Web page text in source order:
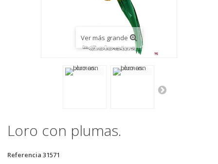
Ver más grande
Loro con plumas.
Referencia 31571